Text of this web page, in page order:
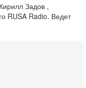
Задов ,
RUSA Radio. Ведет